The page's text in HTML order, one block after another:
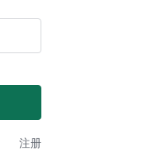
注册